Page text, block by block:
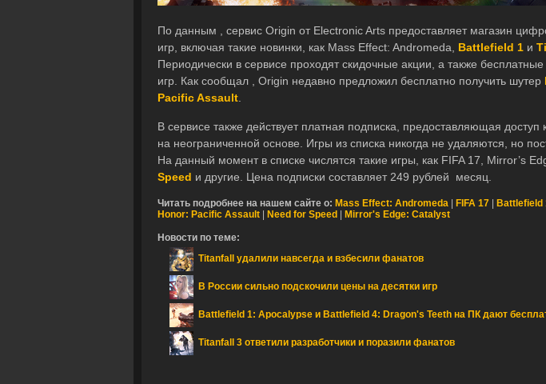
По данным , сервис Origin от Electronic Arts предоставляет магазин
игр, включая такие новинки, как Mass Effect: Andromeda, Battlefield 1 и
Периодически в сервисе проходят скидочные акции, а также
игр. Как сообщал , Origin недавно предложил бесплатно получить шутер
Pacific Assault
В сервисе также действует платная подписка, предоставляющая доступ
на неограниченной основе. Игры из списка никогда не удаляются, но
На данный момент в списке числятся такие игры, как FIFA 17, Mirror’s
Speed и другие. Цена подписки составляет 249 рублей месяц.
Читать подробнее на нашем сайте о: Mass Effect: Andromeda FIFA 17 Battlefield
Honor: Pacific Assault
Need for Speed Mirror's Edge: Catalyst
Новости по теме:
Titanfall удалили навсегда и взбесили фанатов
В России сильно подскочили цены на десятки игр
Battlefield 1: Apocalypse и Battlefield 4: Dragon's Teeth на ПК дают
Titanfall 3 ответили разработчики и поразили фанатов